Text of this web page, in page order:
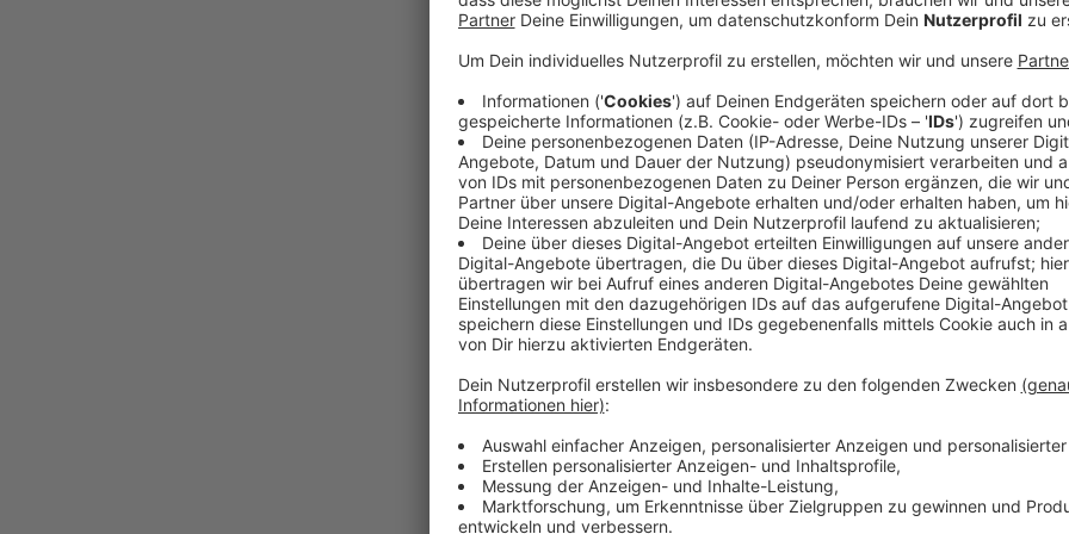
Der Hansaring ist zur Einbahnstraße Richtung
Straße ist der Hansaring zwischen der Kreuzung
die Umgehungsstraße umgeleitet. Die Bremer
Richtung Hauptbahnhof. Und die Soester Straße ist
sind zwischen Bernhard-Ernst-Straße und
eingerichtet. Die Bauarbeiten dauern voraussichtlich
Anzeige
Stadtnetze arbeiten am Wärmenetz
Mit den Arbeiten schließen die Stadtnetze Münster
vergangenen Jahren an der Bremer Straße neu
werden mit den Bestandsleitungen in der Soester